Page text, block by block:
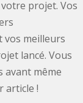
projet. Vos
vos meilleurs
lancé. Vous
avant même
article !